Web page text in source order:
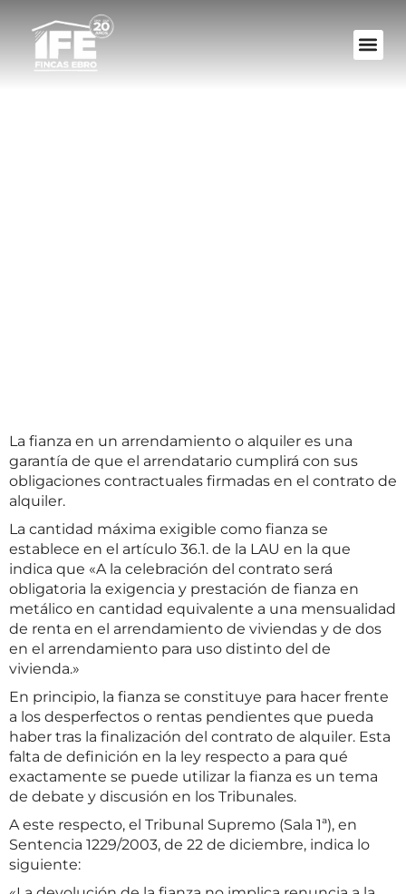
La fianza en un arrendamiento o alquiler es una
garantía de que el arrendatario cumplirá con sus
obligaciones contractuales firmadas en el contrato de
alquiler.
La cantidad máxima exigible como fianza se
establece en el artículo 36.1. de la LAU en la que
indica que «A la celebración del contrato será
obligatoria la exigencia y prestación de fianza en
metálico en cantidad equivalente a una mensualidad
de renta en el arrendamiento de viviendas y de dos
en el arrendamiento para uso distinto del de
vivienda.»
En principio, la fianza se constituye para hacer frente
a los desperfectos o rentas pendientes que pueda
haber tras la finalización del contrato de alquiler. Esta
falta de definición en la ley respecto a para qué
exactamente se puede utilizar la fianza es un tema
de debate y discusión en los Tribunales.
A este respecto, el Tribunal Supremo (Sala 1ª), en
Sentencia 1229/2003, de 22 de diciembre, indica lo
siguiente: